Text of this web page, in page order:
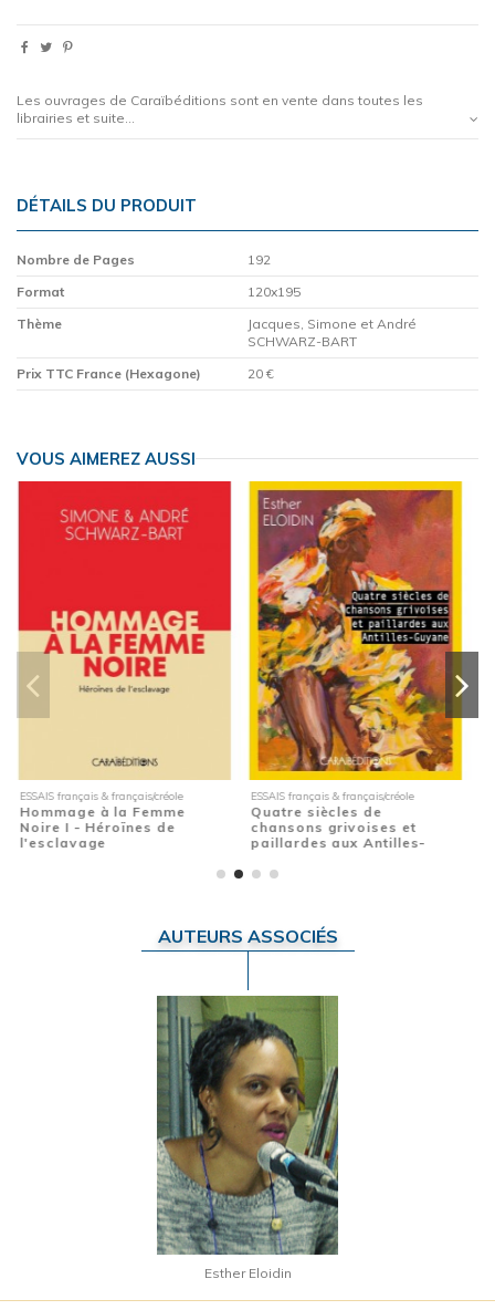
Les ouvrages de Caraïbéditions sont en vente dans toutes les
librairies et suite...
DÉTAILS DU PRODUIT
Nombre de Pages
192
Format
120x195
Thème
Jacques, Simone et André
SCHWARZ-BART
Prix TTC France (Hexagone)
20 €
VOUS AIMEREZ AUSSI
créole
de
et
Antilles-
ESSAIS français & français/créole
Hommage à la Femme
Noire II - Héroïnes du
ESSAIS français &
Hommage à la
Noire III -
l'Afrique
AUTEURS ASSOCIÉS
Esther Eloidin